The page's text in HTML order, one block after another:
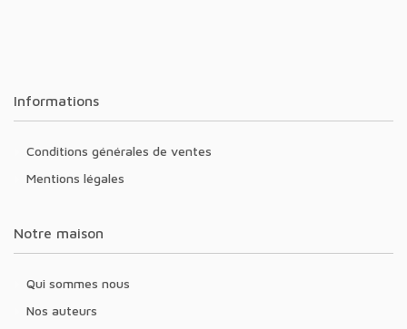
Informations
Conditions générales de ventes
Mentions légales
Notre maison
Qui sommes nous
Nos auteurs